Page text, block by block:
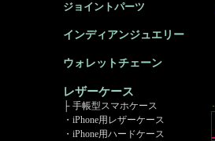
ジョイントパーツ
インディアンジュエリー
ウォレットチェーン
レザーケース
├ 手帳型スマホケース
・iPhone用レザーケース
・iPhone用ハードケース